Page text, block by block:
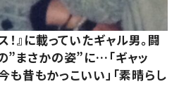
！』に載っていたギャル男。闘
”まさかの姿”に…「ギャッ
今も昔もかっこいい」「素晴らし